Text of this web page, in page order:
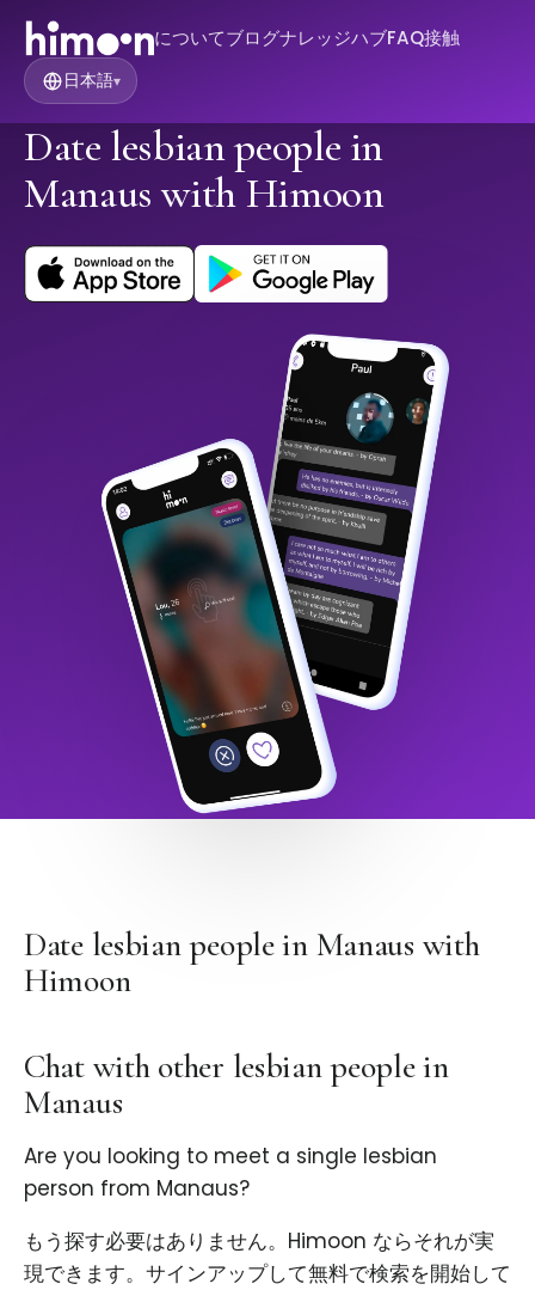
についてブログナレッジハブFAQ接触
日本語▾
Date lesbian people in
Manaus with Himoon
Date lesbian people in Manaus with
Himoon
Chat with other lesbian people in
Manaus
Are you looking to meet a single lesbian
person from Manaus?
もう探す必要はありません。Himoon ならそれが実
現できます。サインアップして無料で検索を開始して